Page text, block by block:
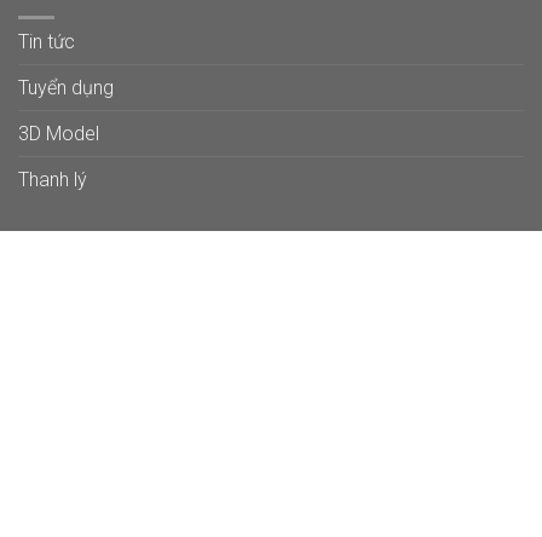
Tin tức
Tuyển dụng
3D Model
Thanh lý